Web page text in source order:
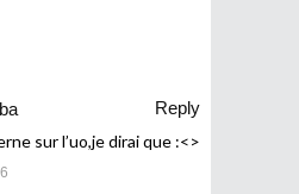
Reply
sur l’uo,je dirai que :<>